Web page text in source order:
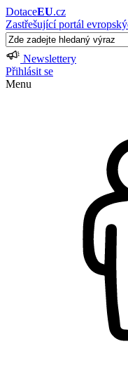
DotaceEU.cz
Zastřešující portál
Newslettery
Přihlásit se
Menu